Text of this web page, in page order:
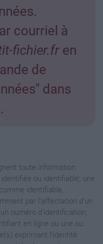
courriel à
fichier.fr en
de
dans
toute information
ou identifiable; une
identifiable,
par l’affectation d’un
numéro d’identification,
en ligne ou une ou
exprimant l’identité